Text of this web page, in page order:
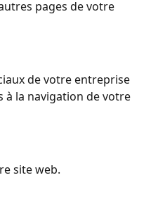
pages de votre
de votre entreprise
à la navigation de votre
site web.